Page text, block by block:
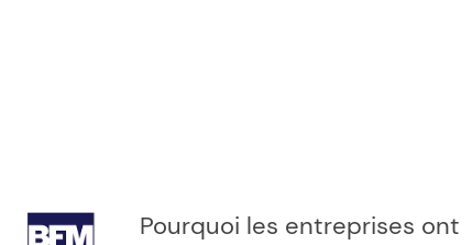
Pourquoi les entreprises ont